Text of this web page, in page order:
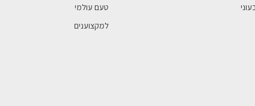
טעם עולמי
למקצוענים